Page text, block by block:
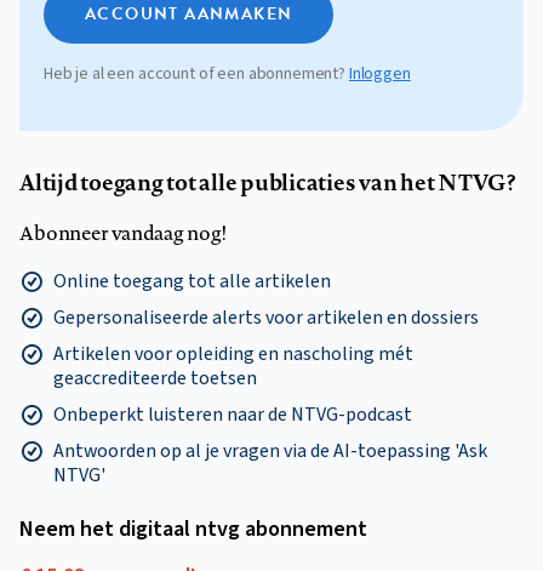
ACCOUNT AANMAKEN
Heb je al een account of een abonnement?Inloggen
Altijd toegang tot alle publicaties van het NTVG?
Abonneer vandaag nog!
Online toegang tot alle artikelen
Gepersonaliseerde alerts voor artikelen en dossiers
Artikelen voor opleiding en nascholing mét
geaccrediteerde toetsen
Onbeperkt luisteren naar de NTVG-podcast
Antwoorden op al je vragen via de AI-toepassing 'Ask
NTVG'
Neem het digitaal ntvg abonnement